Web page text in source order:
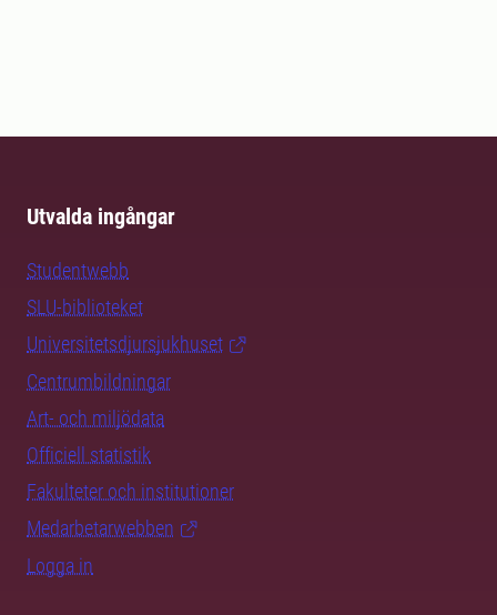
Utvalda ingångar
Studentwebb
SLU-biblioteket
Universitetsdjursjukhuset
Centrumbildningar
Art- och miljödata
Officiell statistik
Fakulteter och institutioner
Medarbetarwebben
Logga in